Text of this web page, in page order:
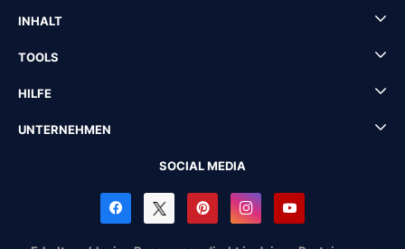
INHALT
TOOLS
HILFE
UNTERNEHMEN
SOCIAL MEDIA